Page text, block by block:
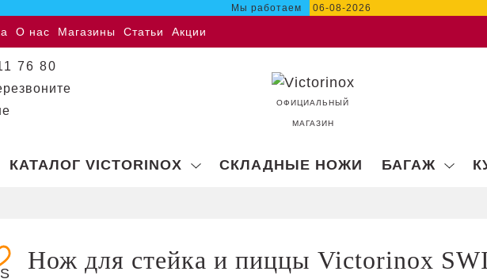
Мы работаем 06-08-2026
О нас Магазины Статьи Акции
76 80
ОФИЦИАЛЬНЫЙ
МАГАЗИН
КАТАЛОГ VICTORINOX СКЛАДНЫЕ НОЖИ БАГАЖ
Нож для стейка и пиццы Victorinox